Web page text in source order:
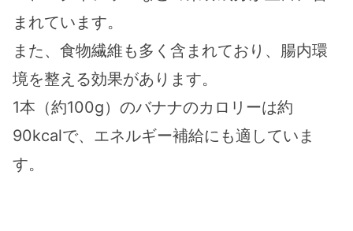
まれています。
また、食物繊維も多く含まれており、腸内環
境を整える効果があります。
1本（約100g）のバナナのカロリーは約
90kcalで、エネルギー補給にも適していま
す。